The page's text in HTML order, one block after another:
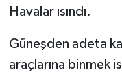
Havalar ısındı.
Güneşden adeta
araçlarına binmek
Sosyal medya
Spor